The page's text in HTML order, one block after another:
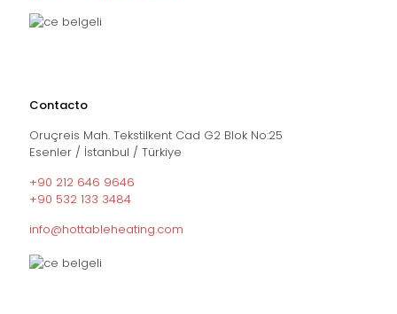
Contacto
Oruçreis Mah. Tekstilkent Cad G2 Blok No:25
Esenler / İstanbul / Türkiye
+90 212 646 9646
+90 532 133 3484
info@hottableheating.com